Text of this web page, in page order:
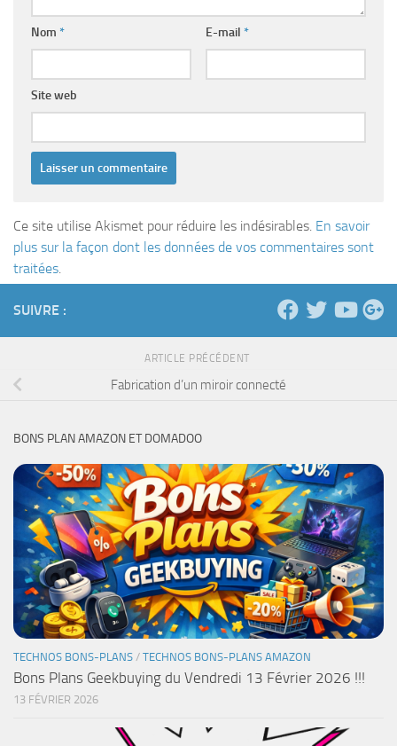
Nom * E-mail *
Site web
Ce site utilise Akismet pour réduire les indésirables. En savoir
plus sur la façon dont les données de vos commentaires sont
traitées.
SUIVRE :
ARTICLE PRÉCÉDENT
Fabrication d’un miroir connecté
BONS PLAN AMAZON ET DOMADOO
TECHNOS BONS-PLANS / TECHNOS BONS-PLANS AMAZON
Bons Plans Geekbuying du Vendredi 13 Février 2026 !!!
13 FÉVRIER 2026